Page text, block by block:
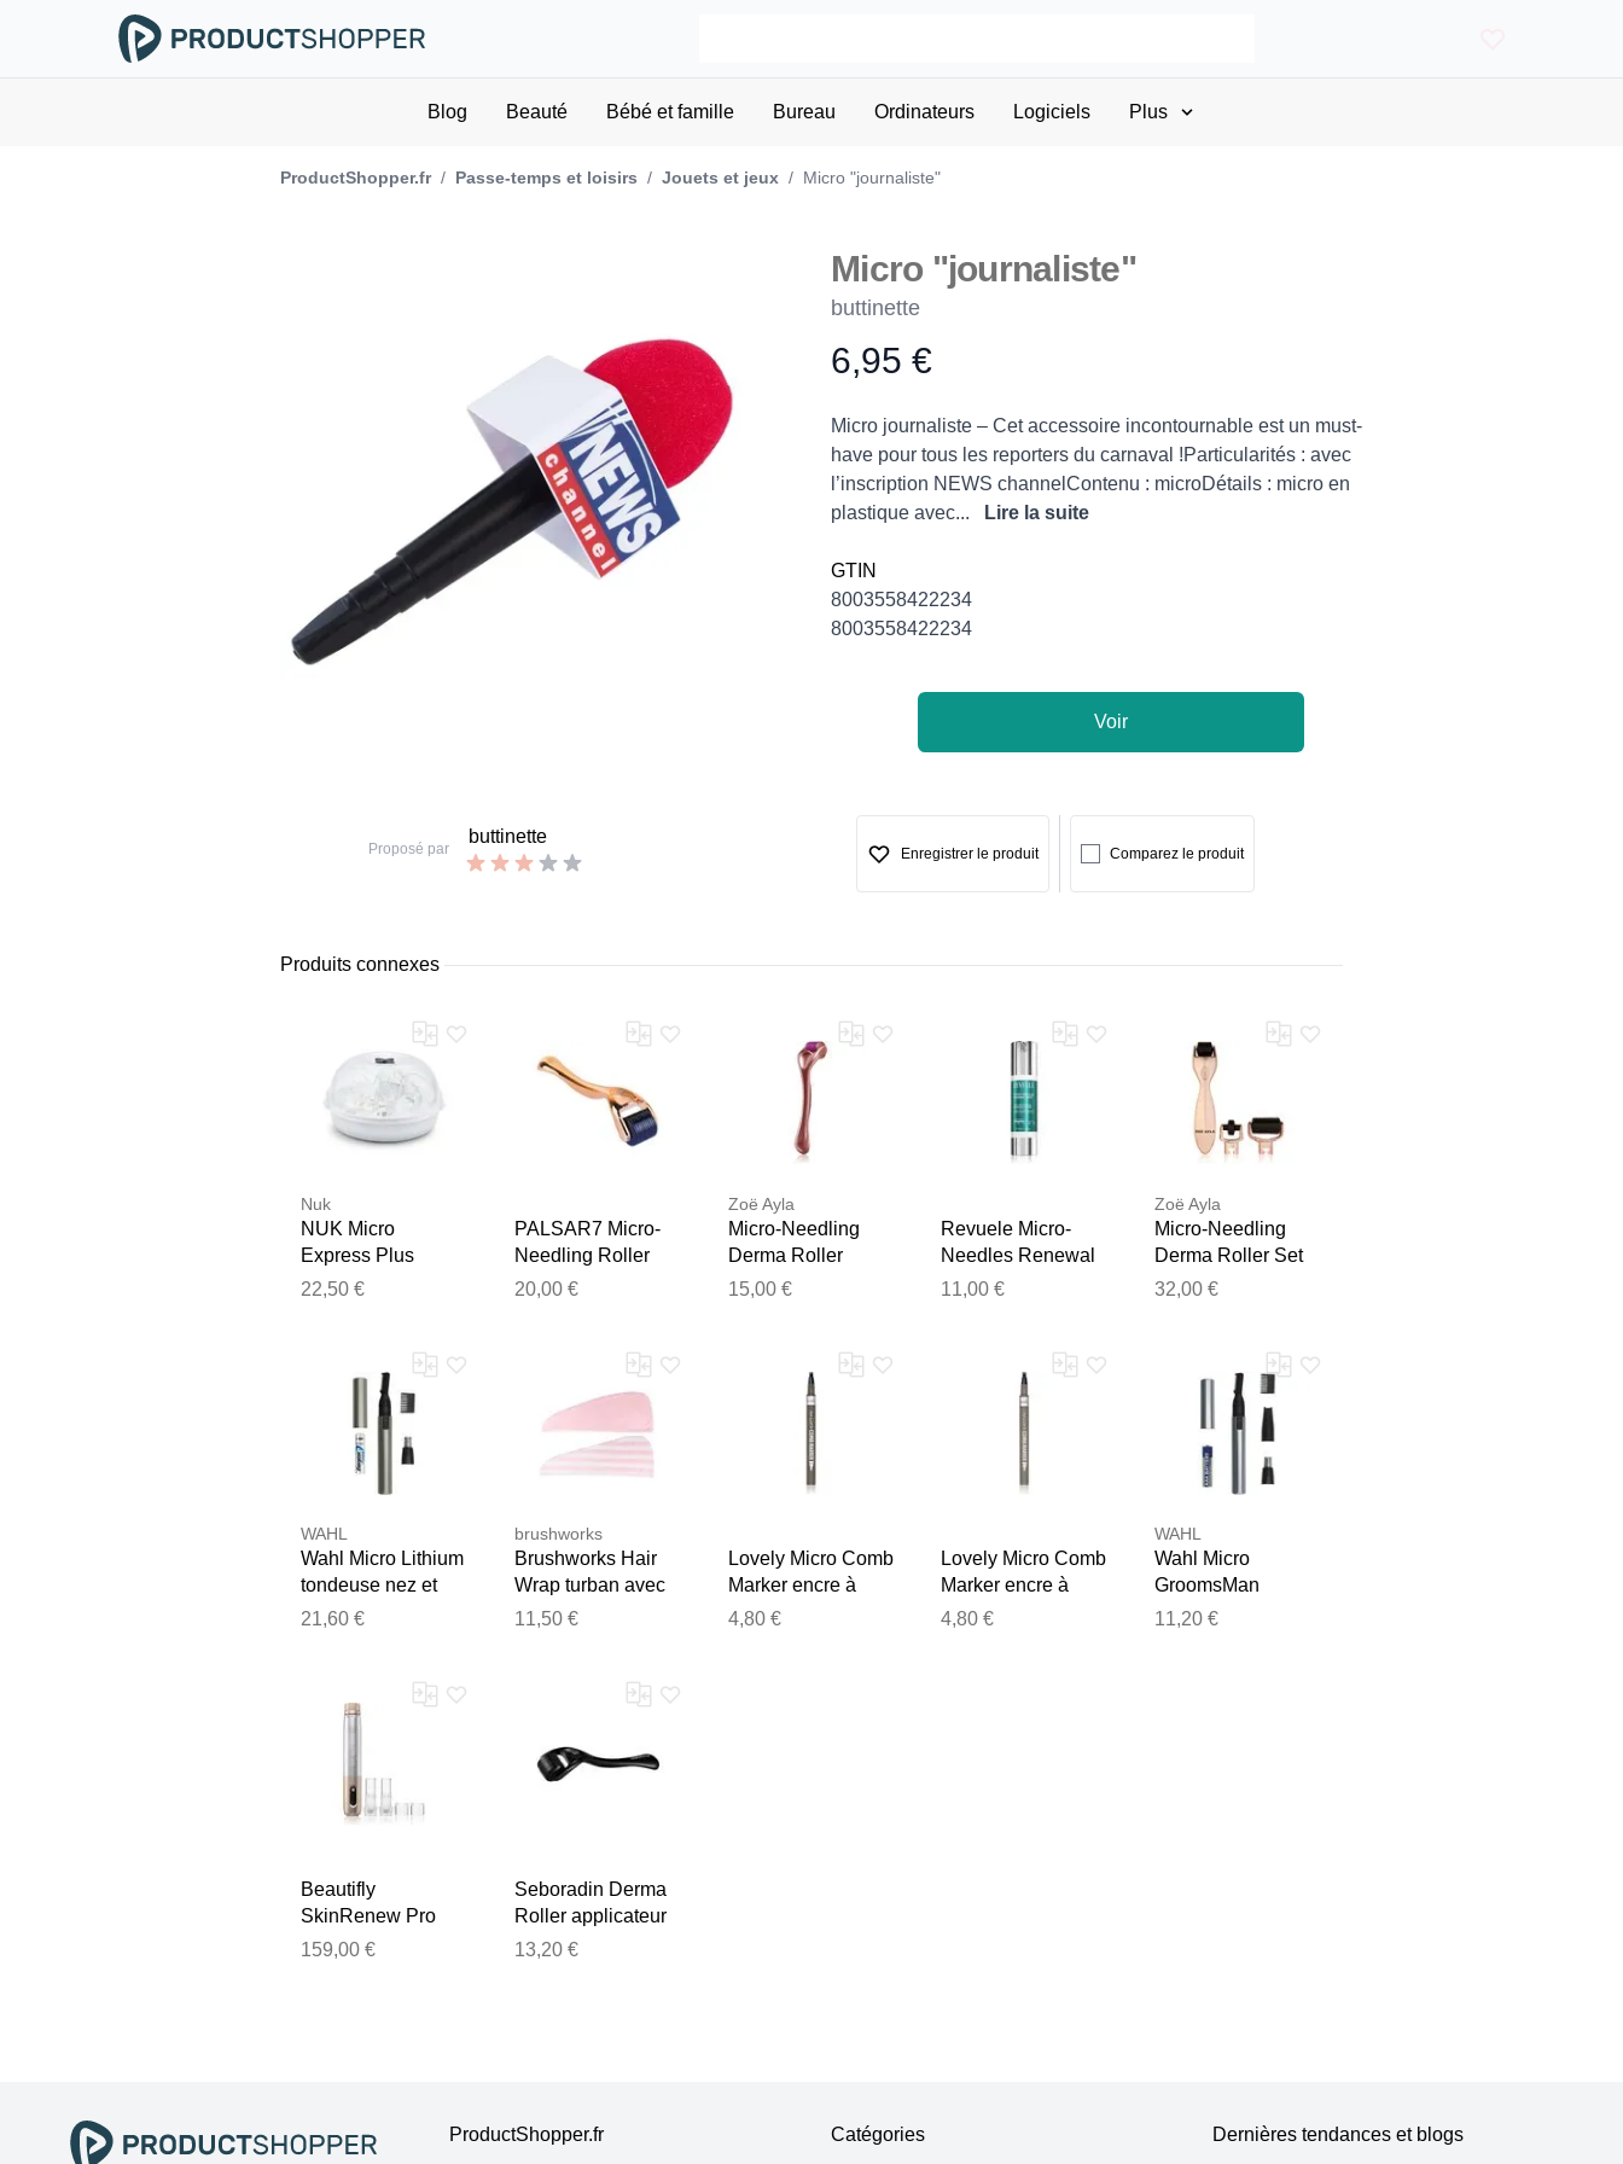
Blog Beauté Bébé et famille Bureau Ordinateurs Logiciels Plus
ProductShopper.fr / Passe-temps et loisirs / Jouets et jeux / Micro "journaliste"
Micro "journaliste"
buttinette
Product information
6,95 €
Description
Micro journaliste – Cet accessoire incontournable est un must-
have pour tous les reporters du carnaval !Particularités : avec
l’inscription NEWS channelContenu : microDétails : micro en
plastique avec...
Lire la suite
GTIN
8003558422234
8003558422234
Voir
Proposé par
buttinette
Enregistrer le produit Comparez le produit
Produits connexes
Nuk
NUK Micro
Express Plus
stérilisateur pour
22,50 €
PALSAR7 Micro-
Needling Roller
applicateur micro-
20,00 €
Zoë Ayla
Micro-Needling
Derma Roller
applicateur micro-
15,00 €
Revuele Micro-
Needles Renewal
Shot crème
injections 50 ml
11,00 €
Zoë Ayla
Micro-Needling
Derma Roller Set
applicateur micro-
32,00 €
WAHL
Wahl Micro Lithium
tondeuse nez et
oreilles
21,60 €
brushworks
Brushworks Hair
Wrap turban avec
micro-fibres
11,50 €
Lovely Micro Comb
Marker encre à
sourcils 2
4,80 €
Lovely Micro Comb
Marker encre à
sourcils 1
4,80 €
WAHL
Wahl Micro
GroomsMan
tondeuse nez et
11,20 €
Beautifly
SkinRenew Pro
applicateur micro-
159,00 €
Seboradin Derma
Roller applicateur
micro-aiguille 1 pcs
13,20 €
ProductShopper.fr Catégories Dernières tendances et blogs